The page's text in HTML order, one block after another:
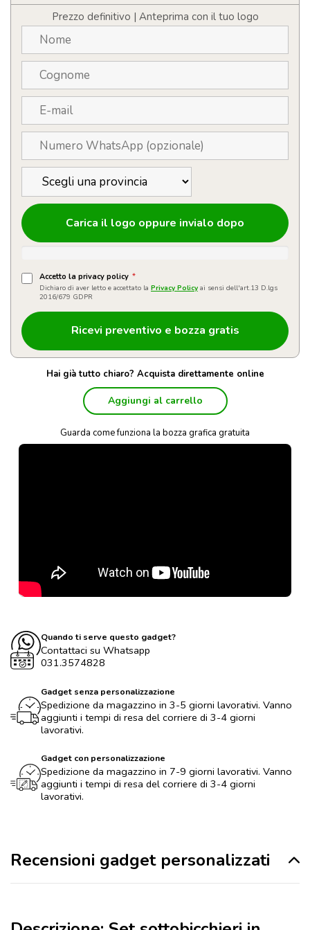
Prezzo definitivo | Anteprima con il tuo logo
Carica il logo oppure invialo dopo
Accetto la privacy policy *
Dichiaro di aver letto e accettato la Privacy Policy ai sensi dell'art.13 D.lgs
2016/679 GDPR
Hai già tutto chiaro? Acquista direttamente online
Aggiungi al carrello
Guarda come funziona la bozza grafica gratuita
Quando ti serve questo gadget?
Contattaci su Whatsapp
031.3574828
Gadget senza personalizzazione
Spedizione da magazzino in 3-5 giorni lavorativi. Vanno
aggiunti i tempi di resa del corriere di 3-4 giorni
lavorativi.
Gadget con personalizzazione
Spedizione da magazzino in 7-9 giorni lavorativi. Vanno
aggiunti i tempi di resa del corriere di 3-4 giorni
lavorativi.
Recensioni gadget personalizzati